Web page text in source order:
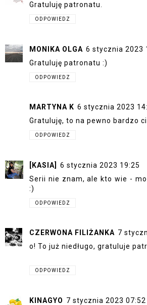
Gratuluję patronatu.
ODPOWIEDZ
MONIKA OLGA 6 stycznia 2023
Gratuluję patronatu :)
ODPOWIEDZ
MARTYNA K 6 stycznia 2023
Gratuluję, to na pewno bardzo
ODPOWIEDZ
[KASIA]
6 stycznia 2023 19:25
Serii nie znam, ale kto wie -
:)
ODPOWIEDZ
CZERWONA FILIŻANKA 7
o! To już niedługo, gratuluje
ODPOWIEDZ
KINAGYO 7 stycznia 2023 07:52